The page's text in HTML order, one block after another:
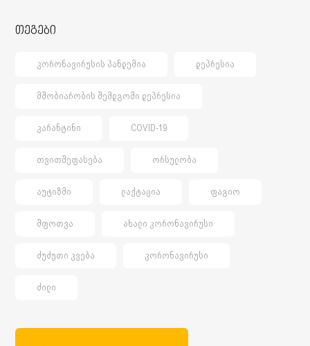
თეგები
ᲙᲝᲠᲝᲜᲐᲕᲘᲠᲣᲡᲘᲡ ᲞᲐᲜᲓᲔᲛᲘᲐ ᲓᲔᲞᲠᲔᲡᲘᲐ
ᲛᲨᲝᲑᲘᲐᲠᲝᲑᲘᲡ ᲨᲔᲛᲓᲒᲝᲛᲘ ᲓᲔᲞᲠᲔᲡᲘᲐ
ᲙᲐᲠᲐᲜᲢᲘᲜᲘ COVID-19
ᲗᲕᲘᲗᲨᲔᲤᲐᲡᲔᲑᲐ ᲝᲠᲡᲣᲚᲝᲑᲐ
ᲐᲣᲢᲘᲖᲛᲘ ᲚᲐᲥᲢᲐᲪᲘᲐ ᲤᲐᲒᲘᲝ
ᲨᲤᲝᲗᲕᲐ ᲐᲮᲐᲚᲘ ᲙᲝᲠᲝᲜᲐᲕᲘᲠᲣᲡᲘ
ᲫᲣᲫᲣᲗᲘ ᲙᲕᲔᲑᲐ ᲙᲝᲠᲝᲜᲐᲕᲘᲠᲣᲡᲘ
ᲫᲘᲚᲘ